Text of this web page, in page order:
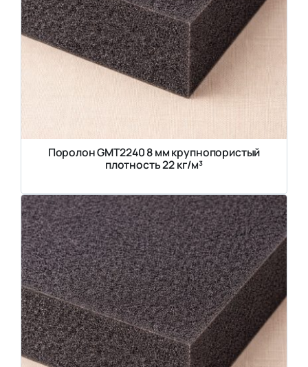
Поролон GMT2240 8 мм крупнопористый
плотность 22 кг/м³